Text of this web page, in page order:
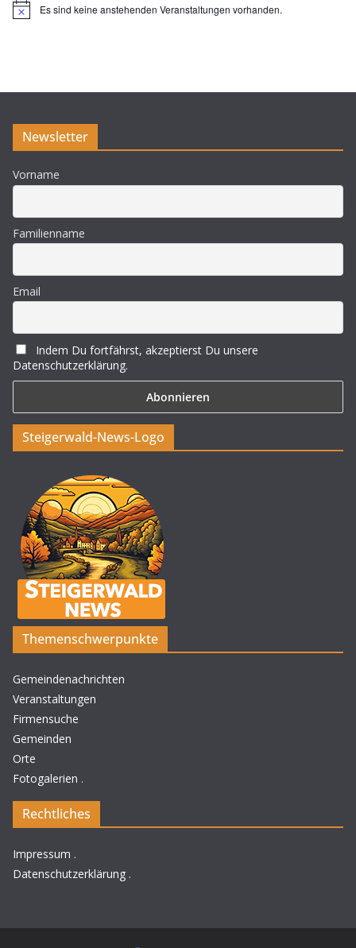
H
s
Es sind keine anstehenden Veranstaltungen vorhanden.
Newsletter
Vorname
Familienname
Email
Indem Du fortfährst, akzeptierst Du unsere
Datenschutzerklärung.
Steigerwald-News-Logo
Themenschwerpunkte
Gemeindenachrichten
Veranstaltungen
Firmensuche
Gemeinden
Orte
Fotogalerien .
Rechtliches
Impressum .
Datenschutzerklärung .